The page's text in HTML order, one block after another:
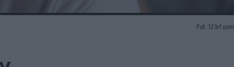
Fot. 123rf.com